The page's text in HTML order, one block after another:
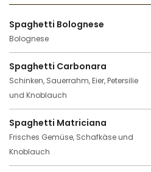
Spaghetti Bolognese
Bolognese
Spaghetti Carbonara
Schinken, Sauerrahm, Eier, Petersilie
und Knoblauch
Spaghetti Matriciana
Frisches Gemüse, Schafkäse und
Knoblauch